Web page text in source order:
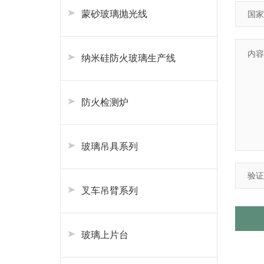
蒙砂玻璃抛光线
纳米硅防火玻璃生产线
防火检测炉
玻璃吊具系列
叉车吊臂系列
玻璃上片台